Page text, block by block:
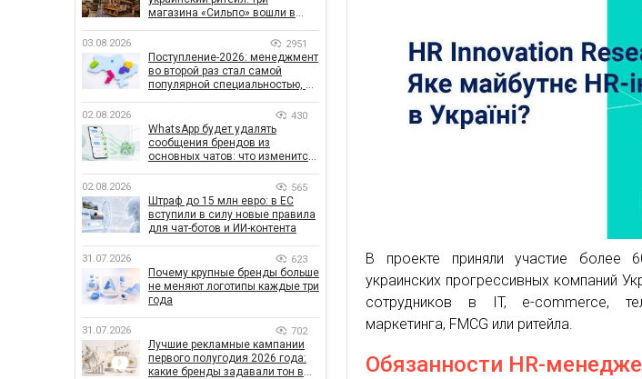
В проекте приняли участие более
украинских прогрессивных компаний
сотрудников в IT, e-commerce,
маркетинга, FMCG или ритейла.
Обязанности HR-
магазина «Сильпо» вошли в
03.08.2026 2951
Поступление-2026: менеджмент
во второй раз стал самой
популярной специальностью, а
рекордным за последние 5 лет
02.08.2026 430
WhatsApp будет удалять
сообщения брендов из
основных чатов: что изменится
02.08.2026 565
Штраф до 15 млн евро: в ЕС
вступили в силу новые правила
для чат-ботов и ИИ-контента
31.07.2026 623
Почему крупные бренды больше
не меняют логотипы каждые три
года
31.07.2026 702
Лучшие рекламные кампании
первого полугодия 2026 года:
какие бренды задавали тон в